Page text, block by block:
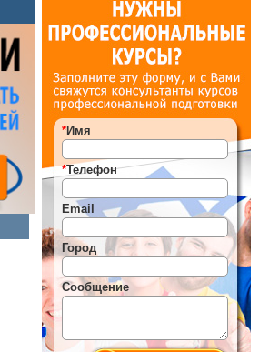
*Имя
*Телефон
Email
Город
Сообщение